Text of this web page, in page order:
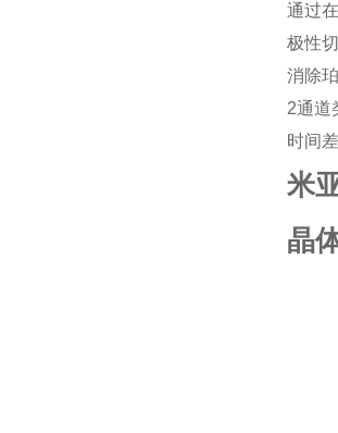
通过
极性
消除
2通道
时间
米
晶